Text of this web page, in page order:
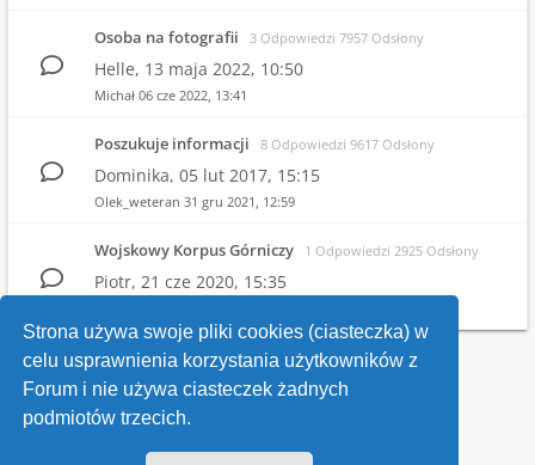
Strona używa swoje pliki cookies (ciasteczka) w
celu usprawnienia korzystania użytkowników z
Forum i nie używa ciasteczek żadnych
podmiotów trzecich.
Osoba na fotografii 3 Odpowiedzi 7957 Odsłony
Helle, 13 maja 2022, 10:50
Michał 06 cze 2022, 13:41
Poszukuje informacji 8 Odpowiedzi 9617 Odsłony
Dominika, 05 lut 2017, 15:15
Olek_weteran 31 gru 2021, 12:59
Wojskowy Korpus Górniczy 1 Odpowiedzi 2925 Odsłony
Piotr, 21 cze 2020, 15:35
Wróć do wykazu forów